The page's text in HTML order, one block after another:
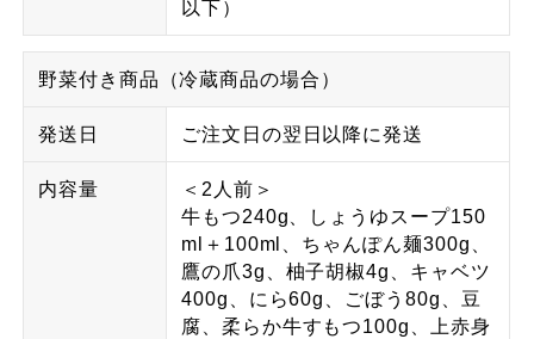
以下）
野菜付き商品（冷蔵商品の場合）
発送日 ご注文日の翌日以降に発送
内容量
＜2人前＞
牛もつ240g、しょうゆスープ150
ml＋100ml、ちゃんぽん麺300g、
鷹の爪3g、柚子胡椒4g、キャベツ
400g、にら60g、ごぼう80g、豆
腐、柔らか牛すもつ100g、上赤身